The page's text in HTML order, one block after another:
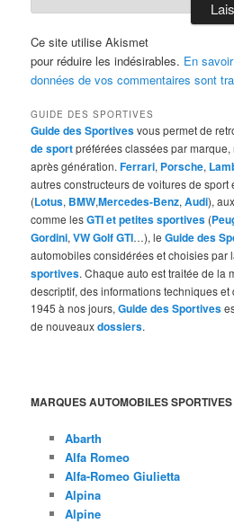
Ce site utilise Akismet
pour réduire les indésirables. En
données de vos commentaires sont
GUIDE DES SPORTIVES
Guide des Sportivesvous permet de
de sportpréférées classées par
après génération.Ferrari, Porsche,
autres constructeurs de voitures de sport
(Lotus, BMW,Mercedes-Benz,Audi),
comme lesGTI et petites sportives (
Gordini,VW Golf GTI…), leGuide des
automobiles considérées et choisies par
sportives. Chaque auto est traitée de la
descriptif, des informations techniques et
1945 à nos jours,Guide des Sportives
de nouveauxdossiers.
MARQUES AUTOMOBILES SPORTIVES
Abarth
Alfa Romeo
Alfa-Romeo Giulietta
Alpina
Alpine